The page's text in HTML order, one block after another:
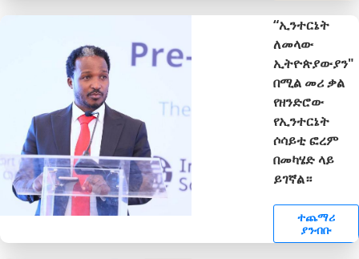
“ኢንተርኔት
ለመላው
ኢትዮጵያውያን"
በሚል መሪ ቃል
የዘንድሮው
የኢንተርኔት
ሶሳይቲ ፎረም
በመካሄድ ላይ
ይገኛል።
ተጨማሪ
ያንብቡ